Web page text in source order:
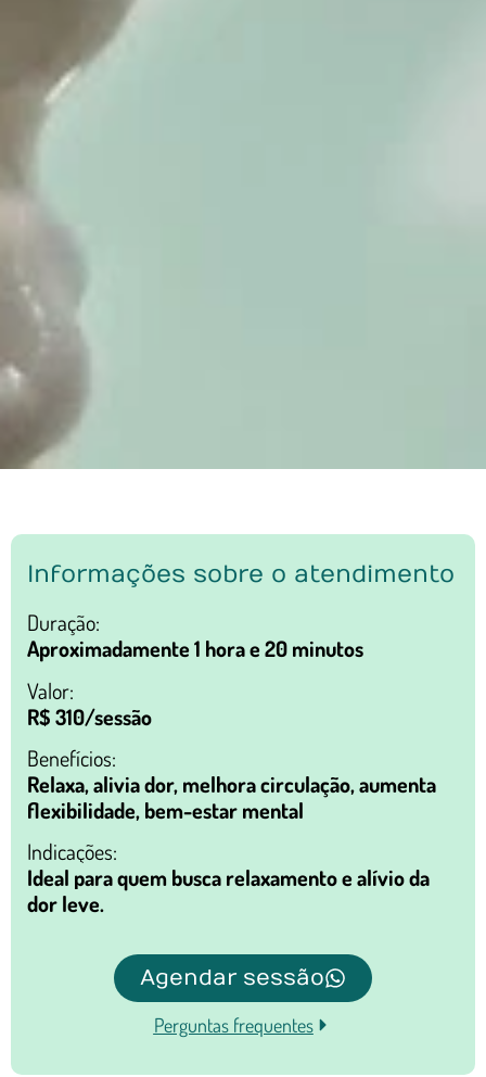
Informações sobre o atendimento
Duração:
Aproximadamente 1 hora e 20 minutos
Valor:
R$ 310/sessão
Benefícios:
Relaxa, alivia dor, melhora circulação, aumenta
flexibilidade, bem-estar mental
Indicações:
Ideal para quem busca relaxamento e alívio da
dor leve.
Agendar sessão
Perguntas frequentes